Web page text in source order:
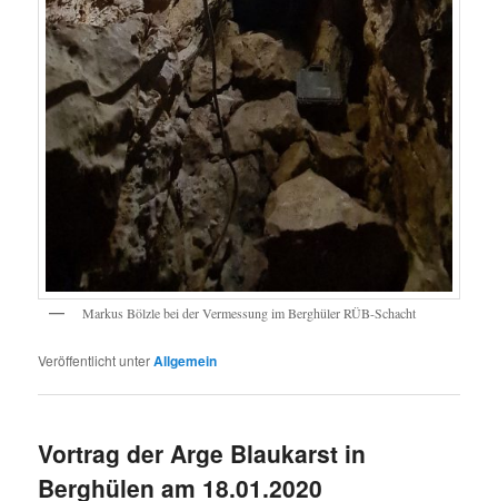
Markus Bölzle bei der Vermessung im Berghüler RÜB-Schacht
Veröffentlicht unterAllgemein
Vortrag der Arge Blaukarst in
Berghülen am 18.01.2020